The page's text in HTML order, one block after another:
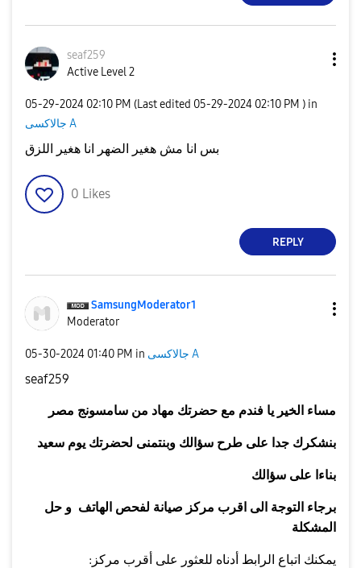
seaf259
Active Level 2
‎05-29-2024 02:10 PM (Last edited ‎05-29-2024 02:10 PM ) in
جالاكسى A
بس انا مش هغير الضهر انا هغير اللزق
0 Likes
REPLY
SamsungModerator1
Moderator
‎05-30-2024 01:40 PM in جالاكسى A
seaf259
مساء الخير يا فندم مع حضرتك مهاد من سامسونج مصر
بنشكرك جدا على طرح سؤالك وبنتمنى لحضرتك يوم سعيد
بناءا على سؤالك
برجاء التوجة الى اقرب مركز صيانة لفحص الهاتف و حل
المشكلة
يمكنك اتباع الرابط أدناه للعثور على أقرب مركز: